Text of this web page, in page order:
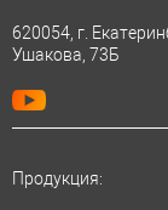
620054, г.
Ушакова, 73Б
Продукция: